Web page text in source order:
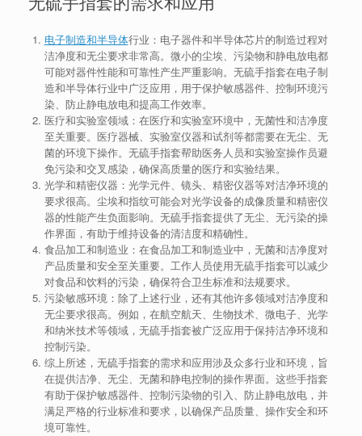
电子制造和半导体行业：电子器件和半导体芯片的制造过程对
洁净度和无尘要求非常高。微小的尘埃、污染物和静电放电都
可能对器件性能和可靠性产生严重影响。无硫手指套在电子制
造和半导体行业中广泛应用，用于保护敏感器件、控制环境污
染、防止静电放电和提高工作效率。
医疗和实验室领域：在医疗和实验室环境中，无菌性和洁净度
至关重要。医疗器械、实验室仪器和试剂等都需要在无尘、无
菌的环境下操作。无硫手指套帮助医务人员和实验室操作员避
免污染和交叉感染，确保高质量的医疗和实验结果。
光学和精密仪器：光学元件、镜头、精密仪器等对洁净环境的
要求很高。尘埃和指纹可能会对光学设备的成像质量和精密仪
器的性能产生负面影响。无硫手指套提供了无尘、无污染的操
作界面，有助于维持设备的清洁度和精确性。
食品加工和制造业：在食品加工和制造业中，无菌和洁净度对
产品质量和安全至关重要。工作人员使用无硫手指套可以减少
对食品和饮料的污染，确保符合卫生标准和法规要求。
污染敏感环境：除了上述行业，还有其他许多领域对洁净度和
无尘要求很高。例如，在航空航天、生物技术、微电子、光学
和纳米技术等领域，无硫手指套被广泛应用于保持洁净环境和
控制污染。
综上所述，无硫手指套的需求和应用涉及众多行业和环境，旨
在提供洁净、无尘、无菌和静电控制的操作界面。这些手指套
有助于保护敏感器件、控制污染物的引入、防止静电放电，并
满足严格的行业标准和要求，以确保产品质量、操作安全和环
境可靠性。